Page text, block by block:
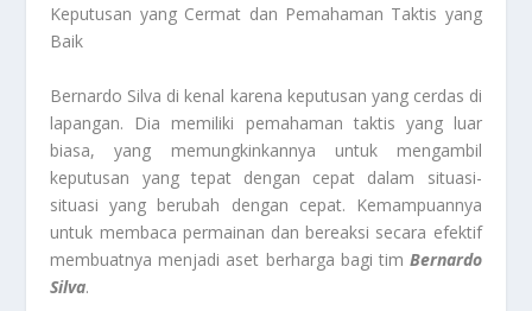
Keputusan yang Cermat dan Pemahaman Taktis yang
Baik
Bernardo Silva di kenal karena keputusan yang cerdas di
lapangan. Dia memiliki pemahaman taktis yang luar
biasa, yang memungkinkannya untuk mengambil
keputusan yang tepat dengan cepat dalam situasi-
situasi yang berubah dengan cepat. Kemampuannya
untuk membaca permainan dan bereaksi secara efektif
membuatnya menjadi aset berharga bagi tim Bernardo
Silva.